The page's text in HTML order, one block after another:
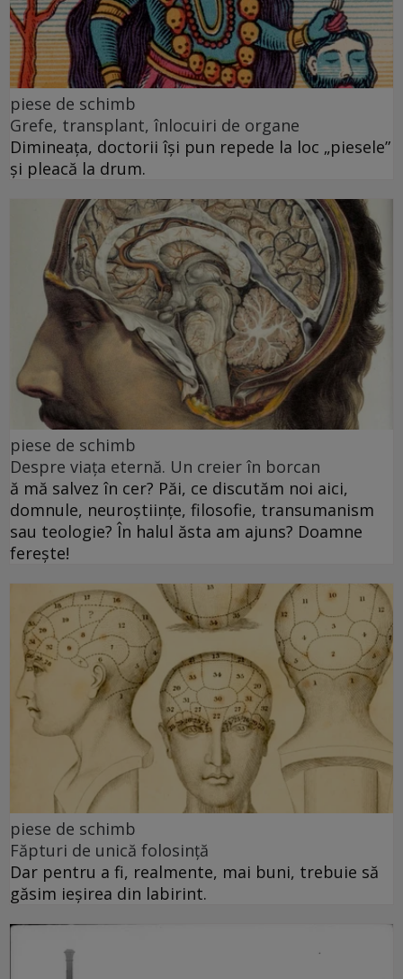
piese de schimb
Grefe, transplant, înlocuiri de organe
Dimineața, doctorii își pun repede la loc „piesele”
și pleacă la drum.
piese de schimb
Despre viața eternă. Un creier în borcan
ă mă salvez în cer? Păi, ce discutăm noi aici,
domnule, neuroștiințe, filosofie, transumanism
sau teologie? În halul ăsta am ajuns? Doamne
ferește!
piese de schimb
Făpturi de unică folosință
Dar pentru a fi, realmente, mai buni, trebuie să
găsim ieșirea din labirint.